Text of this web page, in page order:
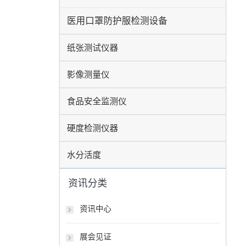
医用口罩防护服检测设备
纸张测试仪器
影像测量仪
食品安全监测仪
硬度检测仪器
水分活度
资讯分类
资讯中心
展会见证